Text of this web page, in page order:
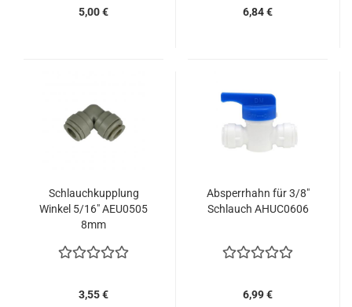
5,00 € 6,84 €
Schlauchkupplung
Winkel 5/16" AEU0505
8mm
3,55 €
Absperrhahn für 3/8"
Schlauch AHUC0606
6,99 €